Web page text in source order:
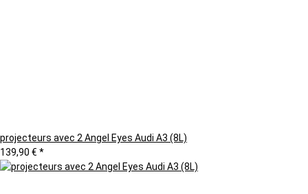
projecteurs avec 2 Angel Eyes Audi A3 (8L)
139,90 € *